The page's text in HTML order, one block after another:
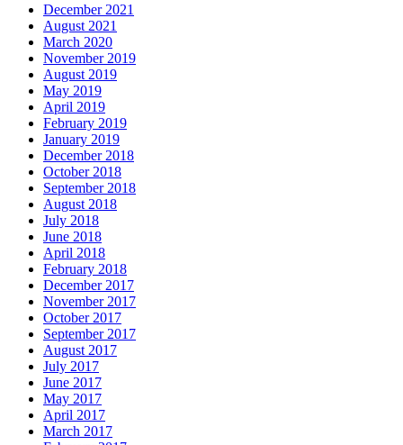
December 2021
August 2021
March 2020
November 2019
August 2019
May 2019
April 2019
February 2019
January 2019
December 2018
October 2018
September 2018
August 2018
July 2018
June 2018
April 2018
February 2018
December 2017
November 2017
October 2017
September 2017
August 2017
July 2017
June 2017
May 2017
April 2017
March 2017